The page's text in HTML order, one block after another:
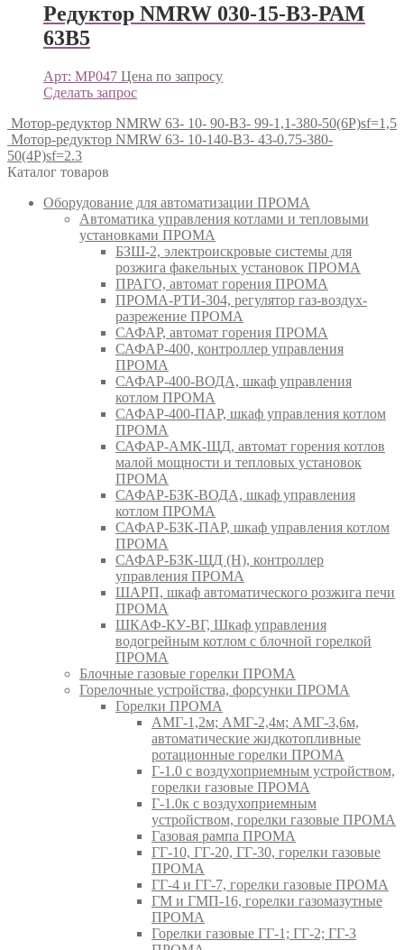
Редуктор NMRW 030-15-B3-РАМ
63В5
Арт: МР047 Цена по запросу
Сделать запрос
Мотор-редуктор NMRW 63- 10- 90-B3- 99-1,1-380-50(6P)sf=1,5
Мотор-редуктор NMRW 63- 10-140-B3- 43-0.75-380-
50(4P)sf=2.3
Каталог товаров
Оборудование для автоматизации ПРОМА
Автоматика управления котлами и тепловыми
установками ПРОМА
БЗШ-2, электроискровые системы для
розжига факельных установок ПРОМА
ПРАГО, автомат горения ПРОМА
ПРОМА-РТИ-304, регулятор газ-воздух-
разрежение ПРОМА
САФАР, автомат горения ПРОМА
САФАР-400, контроллер управления
ПРОМА
САФАР-400-ВОДА, шкаф управления
котлом ПРОМА
САФАР-400-ПАР, шкаф управления котлом
ПРОМА
САФАР-АМК-ЩД, автомат горения котлов
малой мощности и тепловых установок
ПРОМА
САФАР-БЗК-ВОДА, шкаф управления
котлом ПРОМА
САФАР-БЗК-ПАР, шкаф управления котлом
ПРОМА
САФАР-БЗК-ЩД (Н), контроллер
управления ПРОМА
ШАРП, шкаф автоматического розжига печи
ПРОМА
ШКАФ-КУ-ВГ, Шкаф управления
водогрейным котлом с блочной горелкой
ПРОМА
Блочные газовые горелки ПРОМА
Горелочные устройства, форсунки ПРОМА
Горелки ПРОМА
АМГ-1,2м; АМГ-2,4м; АМГ-3,6м,
автоматические жидкотопливные
ротационные горелки ПРОМА
Г-1.0 с воздухоприемным устройством,
горелки газовые ПРОМА
Г-1.0к с воздухоприемным
устройством, горелки газовые ПРОМА
Газовая рампа ПРОМА
ГГ-10, ГГ-20, ГГ-30, горелки газовые
ПРОМА
ГГ-4 и ГГ-7, горелки газовые ПРОМА
ГМ и ГМП-16, горелки газомазутные
ПРОМА
Горелки газовые ГГ-1; ГГ-2; ГГ-3